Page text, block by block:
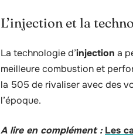
L’injection et la
La technologie d’injection a
meilleure combustion et
la 505 de rivaliser avec des
l’époque.
A lire en complément : Les